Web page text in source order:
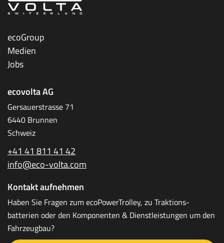
ecoGroup
Medien
Jobs
ecovolta AG
Gersauerstrasse 71
6440 Brunnen
Schweiz
+41 41 811 41 42
info@eco-volta.com
Kontakt aufnehmen
Haben Sie Fragen zum ecoPower­Trolley, zu Traktions­
batterien oder den Komponenten & Dienstleistungen um den
Fahrzeugbau?